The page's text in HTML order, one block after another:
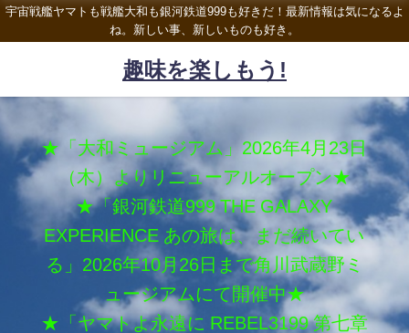
宇宙戦艦ヤマトも戦艦大和も銀河鉄道999も好きだ！最新情報は気になるよ
ね。新しい事、新しいものも好き。
趣味を楽しもう!
★「大和ミュージアム」2026年4月23日
（木）よりリニューアルオープン★
★「銀河鉄道999 THE GALAXY
EXPERIENCE あの旅は、まだ続いてい
る」2026年10月26日まで角川武蔵野ミ
ュージアムにて開催中★
★「ヤマトよ永遠に REBEL3199 第七章